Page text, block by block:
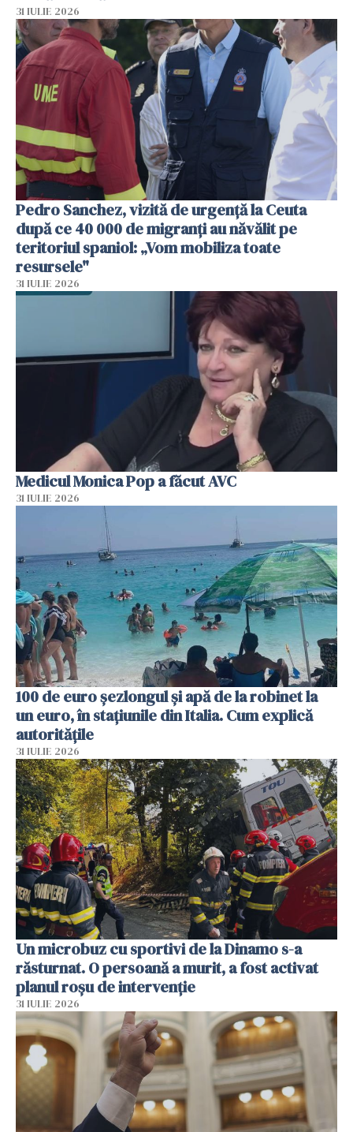
31 IULIE 2026
Pedro Sanchez, vizită de urgență la Ceuta
după ce 40 000 de migranți au năvălit pe
teritoriul spaniol: „Vom mobiliza toate
resursele"
31 IULIE 2026
Medicul Monica Pop a făcut AVC
31 IULIE 2026
100 de euro șezlongul și apă de la robinet la
un euro, în stațiunile din Italia. Cum explică
autoritățile
31 IULIE 2026
Un microbuz cu sportivi de la Dinamo s-a
răsturnat. O persoană a murit, a fost activat
planul roșu de intervenție
31 IULIE 2026